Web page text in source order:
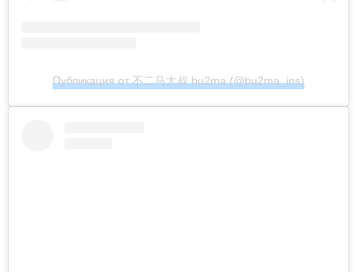
Публикация от 不二马大叔 bu2ma (@bu2ma_ins)